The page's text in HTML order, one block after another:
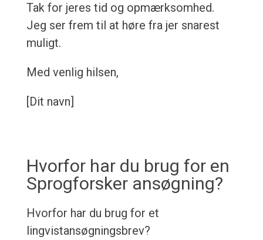
Tak for jeres tid og opmærksomhed.
Jeg ser frem til at høre fra jer snarest
muligt.
Med venlig hilsen,
[Dit navn]
Hvorfor har du brug for en
Sprogforsker ansøgning?
Hvorfor har du brug for et
lingvistansøgningsbrev?